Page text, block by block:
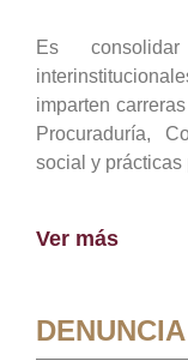
Es
imparten
Procuraduría,
social y prácticas
Ver más